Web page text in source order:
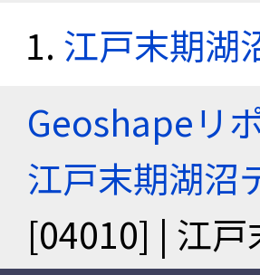
江戸末期湖
Geoshapeリ
江戸末期湖沼
[04010] | 江